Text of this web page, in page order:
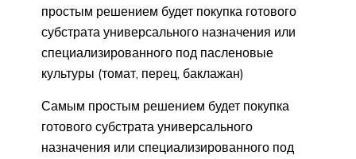
простым решением будет покупка готового
субстрата универсального назначения или
специализированного под пасленовые
культуры (томат, перец, баклажан)
Самым простым решением будет покупка
готового субстрата универсального
назначения или специализированного под